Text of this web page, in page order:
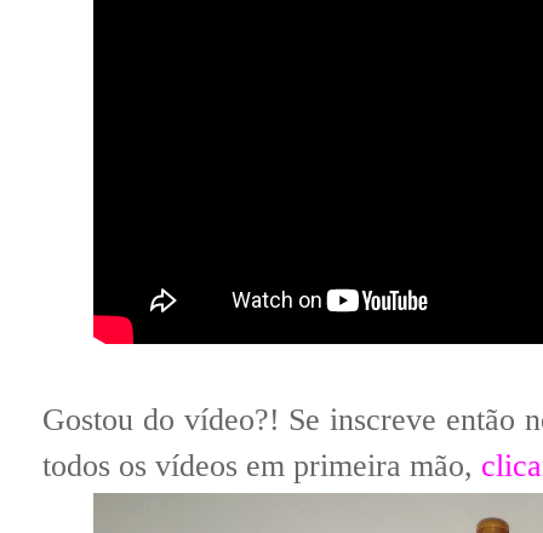
Gostou do vídeo?! Se inscreve então
todos os vídeos em primeira mão,